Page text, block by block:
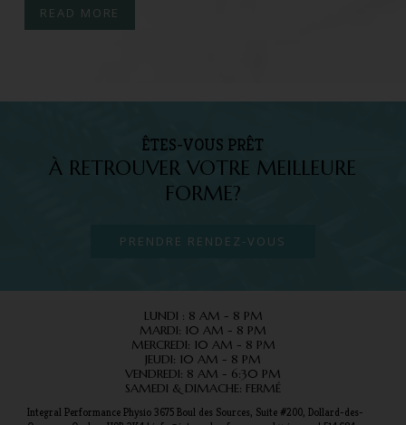
READ MORE
ÊTES-VOUS PRÊT
À RETROUVER VOTRE MEILLEURE
FORME?
PRENDRE RENDEZ-VOUS
LUNDI : 8 AM - 8 PM
MARDI: 10 AM - 8 PM
MERCREDI: 10 AM - 8 PM
JEUDI: 10 AM - 8 PM
VENDREDI: 8 AM - 6:30 PM
SAMEDI & DIMACHE: FERMÉ
Integral Performance Physio 3675 Boul des Sources, Suite #200, Dollard-des-